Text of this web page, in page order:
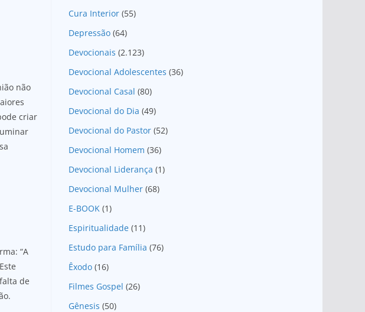
não
criar
“A
de
Cura Interior (55)
Depressão (64)
Devocionais (2.123)
Devocional Adolescentes (36)
Devocional Casal (80)
Devocional do Dia (49)
Devocional do Pastor (52)
Devocional Homem (36)
Devocional Liderança (1)
Devocional Mulher (68)
E-BOOK (1)
Espiritualidade (11)
Estudo para Família (76)
Êxodo (16)
Filmes Gospel (26)
Gênesis (50)